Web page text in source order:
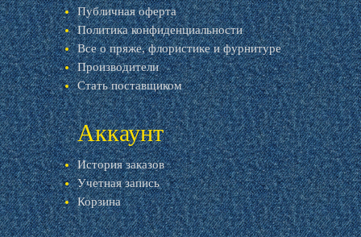
Публичная оферта
Политика конфиденциальности
Все о пряже, флористике и фурнитуре
Производители
Стать поставщиком
Аккаунт
История заказов
Учетная запись
Корзина